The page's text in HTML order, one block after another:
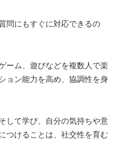
問にもすぐに対応できるの
ーム、遊びなどを複数人で楽
ョン能力を高め、協調性を身
して学び、自分の気持ちや意
つけることは、社交性を育む